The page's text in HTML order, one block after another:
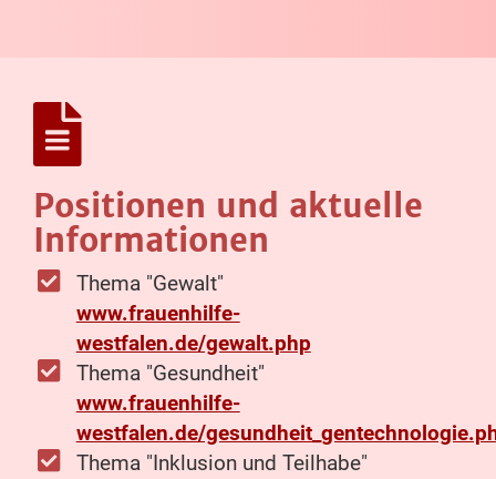
Positionen und aktuelle
Informationen
Thema "Gewalt"
www.frauenhilfe-
westfalen.de/gewalt.php
Thema "Gesundheit"
www.frauenhilfe-
westfalen.de/
Thema "Inklusion und Teilhabe"